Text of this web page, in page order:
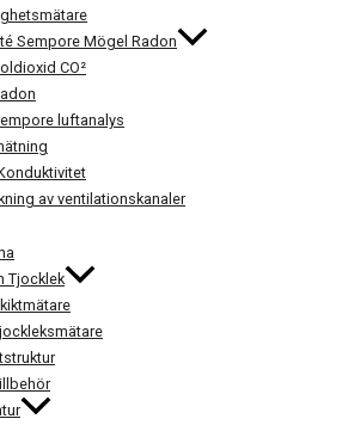
Sempore Mögel Radon
CO²
luftanalys
av ventilationskanaler
Tjocklek